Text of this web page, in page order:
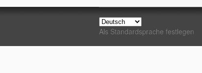
Als Standardsprache festlegen